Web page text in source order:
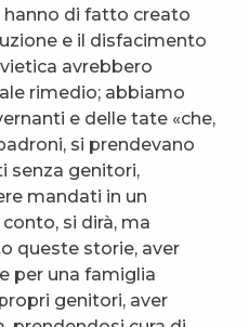
hanno di fatto creato
e il disfacimento
avrebbero
rimedio; abbiamo
e delle tate «che,
si prendevano
senza genitori,
mandati in un
si dirà, ma
queste storie, aver
per una famiglia
genitori, aver